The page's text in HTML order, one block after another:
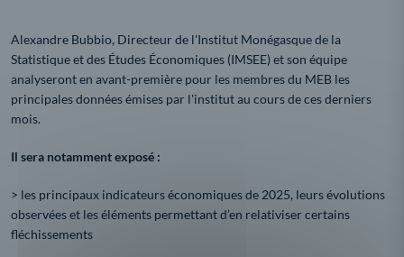
Alexandre Bubbio, Directeur de l'Institut Monégasque de la
Statistique et des Études Économiques (IMSEE) et son équipe
analyseront en avant-première pour les membres du MEB les
principales données émises par l'institut au cours de ces derniers
mois.
Il sera notamment exposé :
> les principaux indicateurs économiques de 2025, leurs évolutions
observées et les éléments permettant d’en relativiser certains
fléchissements